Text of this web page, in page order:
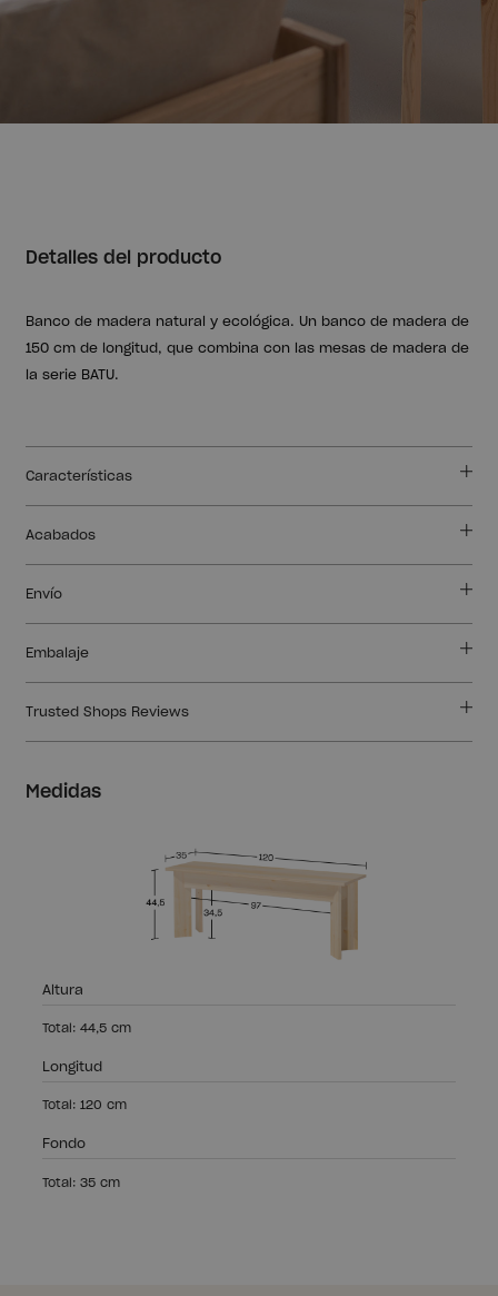
Medidas
Altura
Total: 44,5 cm
Longitud
Total: 120 cm
Fondo
Total: 35 cm
Detalles del producto
Banco de madera natural y ecológica. Un banco de madera de
150 cm de longitud, que combina con las mesas de madera de
la serie BATU.
Características
Acabados
Envío
Embalaje
Trusted Shops Reviews